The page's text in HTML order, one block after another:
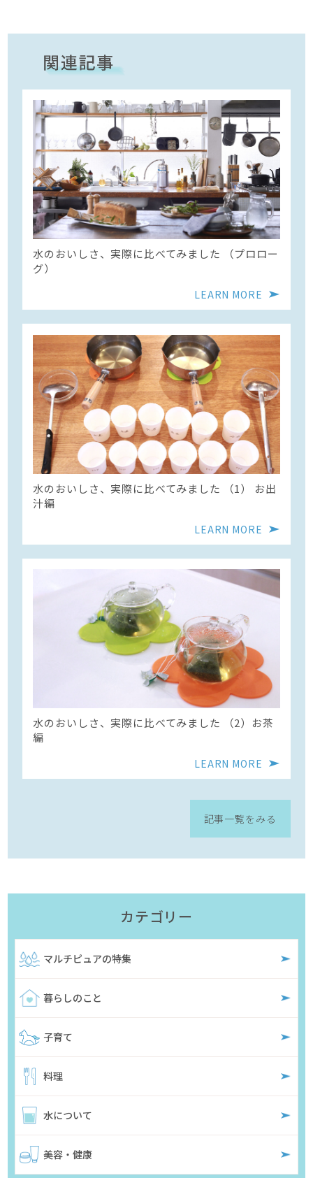
水のおいしさ、実際に比べてみました （プロロー
グ）
LEARN MORE
水のおいしさ、実際に比べてみました （1） お出
汁編
LEARN MORE
水のおいしさ、実際に比べてみました （2）お茶
編
LEARN MORE
記事一覧をみる
カテゴリー
マルチピュアの特集
暮らしのこと
子育て
料理
水について
美容・健康